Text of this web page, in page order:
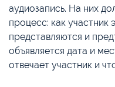
аудиозапись. На них
процесс: как участник
представляются и
объявляется дата и
отвечает участник и